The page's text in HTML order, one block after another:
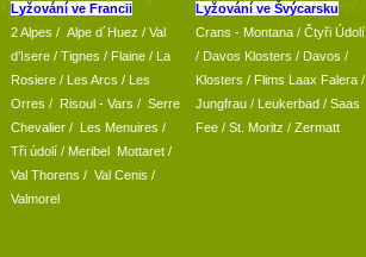
Lyžování ve Francii
2 Alpes / Alpe d´Huez / Val
d’Isere / Tignes / Flaine / La
Rosiere / Les Arcs / Les
Orres / Risoul - Vars / Serre
Chevalier / Les Menuires /
Tři údolí / Meribel Mottaret /
Val Thorens / Val Cenis /
Valmorel
Lyžování ve Švýcarsku
Crans - Montana / Čtyři Údolí
/ Davos Klosters / Davos /
Klosters / Flims Laax Falera /
Jungfrau / Leukerbad / Saas
Fee / St. Moritz / Zermatt